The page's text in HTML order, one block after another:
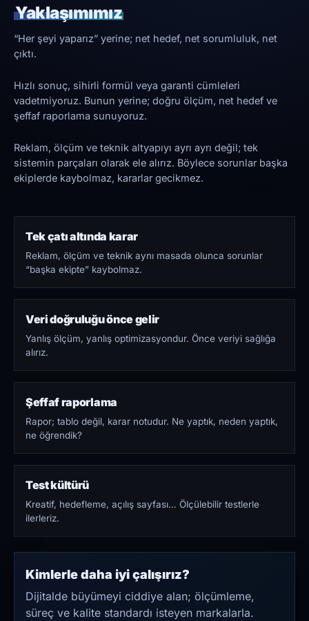
Yaklaşımımız
“Her şeyi yaparız” yerine; net hedef, net sorumluluk, net
çıktı.
Hızlı sonuç, sihirli formül veya garanti cümleleri
vadetmiyoruz. Bunun yerine; doğru ölçüm, net hedef ve
şeffaf raporlama sunuyoruz.
Reklam, ölçüm ve teknik altyapıyı ayrı ayrı değil; tek
sistemin parçaları olarak ele alırız. Böylece sorunlar başka
ekiplerde kaybolmaz, kararlar gecikmez.
Tek çatı altında karar
Reklam, ölçüm ve teknik aynı masada olunca sorunlar
“başka ekipte” kaybolmaz.
Veri doğruluğu önce gelir
Yanlış ölçüm, yanlış optimizasyondur. Önce veriyi sağlığa
alırız.
Şeffaf raporlama
Rapor; tablo değil, karar notudur. Ne yaptık, neden yaptık,
ne öğrendik?
Test kültürü
Kreatif, hedefleme, açılış sayfası… Ölçülebilir testlerle
ilerleriz.
Kimlerle daha iyi çalışırız?
Dijitalde büyümeyi ciddiye alan; ölçümleme,
süreç ve kalite standardı isteyen markalarla.